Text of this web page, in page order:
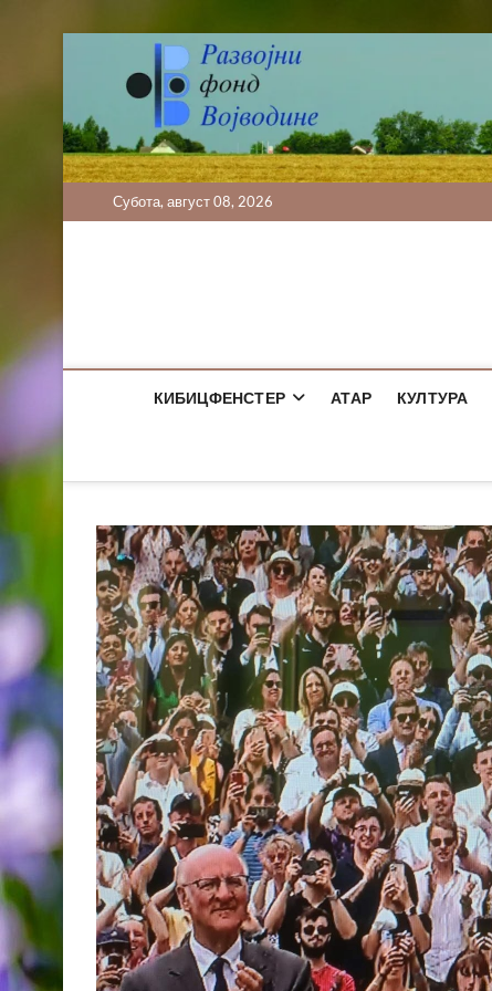
Субота, август 08, 2026
КИБИЦФЕНСТЕР АТАР КУЛТУРА